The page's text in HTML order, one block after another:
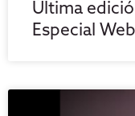
Última
Especial